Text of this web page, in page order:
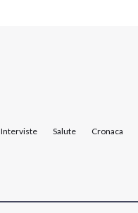
Interviste Salute Cronaca